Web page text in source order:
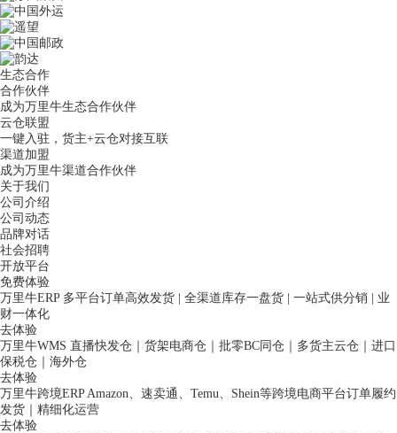
生态合作
合作伙伴
成为万里牛生态合作伙伴
云仓联盟
一键入驻，货主+云仓对接互联
渠道加盟
成为万里牛渠道合作伙伴
关于我们
公司介绍
公司动态
品牌对话
社会招聘
开放平台
免费体验
万里牛ERP 多平台订单高效发货 | 全渠道库存一盘货 | 一站式供分销 | 业
财一体化
去体验
万里牛WMS 直播快发仓｜货架电商仓｜批零BC同仓｜多货主云仓｜进口
保税仓｜海外仓
去体验
万里牛跨境ERP Amazon、速卖通、Temu、Shein等跨境电商平台订单履约
发货｜精细化运营
去体验